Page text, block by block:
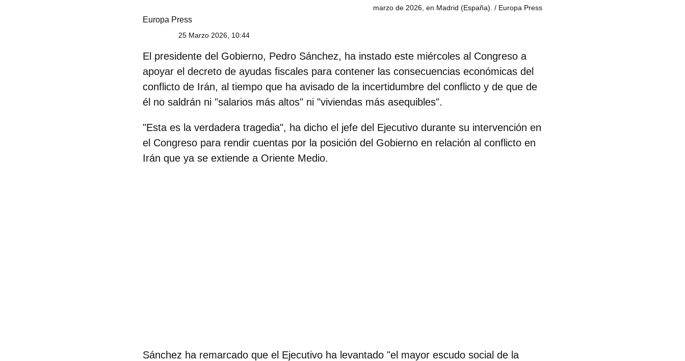
marzo de 2026, en Madrid (España).
Europa Press
Europa Press
25 Marzo 2026, 10:44
El presidente del Gobierno, Pedro Sánchez, ha instado este miércoles al Congreso a
apoyar el decreto de ayudas fiscales para contener las consecuencias económicas del
conflicto de Irán, al tiempo que ha avisado de la incertidumbre del conflicto y de que de
él no saldrán ni "salarios más altos" ni "viviendas más asequibles".
"Esta es la verdadera tragedia", ha dicho el jefe del Ejecutivo durante su intervención en
el Congreso para rendir cuentas por la posición del Gobierno en relación al conflicto en
Irán que ya se extiende a Oriente Medio.
Sánchez ha remarcado que el Ejecutivo ha levantado "el mayor escudo social de la